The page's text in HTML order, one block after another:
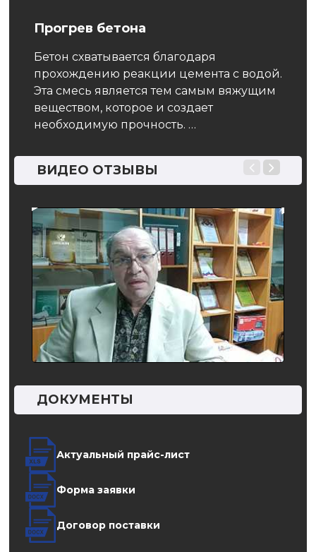
Прогрев бетона
Бетон схватывается благодаря
прохождению реакции цемента с водой.
Эта смесь является тем самым вяжущим
веществом, которое и создает
необходимую прочность. …
ВИДЕО ОТЗЫВЫ
ДОКУМЕНТЫ
Актуальный прайс-лист
Форма заявки
Договор поставки